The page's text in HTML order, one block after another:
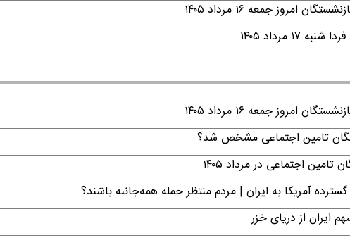
جمعه ۱۶ مرداد ۱۴۰۵
۱۴۰۵
جمعه ۱۶ مرداد ۱۴۰۵
تامین اجتماعی مشخص شد؟
اجتماعی در مرداد ۱۴۰۵
آمریکا به ایران | مردم منتظر حمله همه‌جانبه باشند؟
ایران از دریای خزر